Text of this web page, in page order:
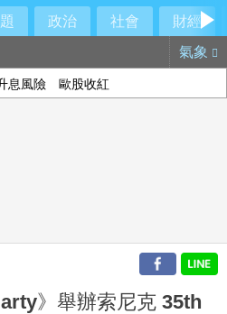
政治 社會
財經
氣象
息風險 歐股收紅
》舉辦索尼克 35th